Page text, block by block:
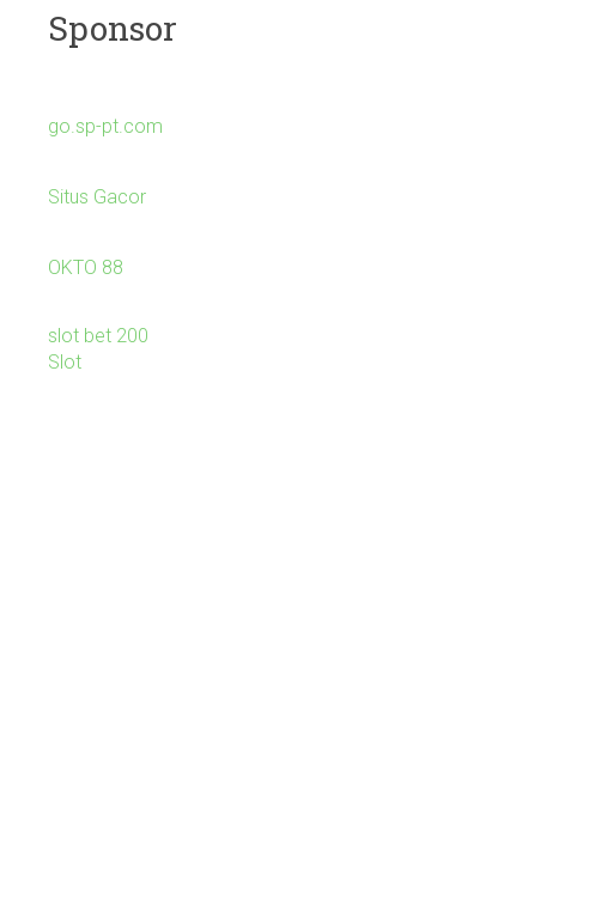
Sponsor
go.sp-pt.com
Situs Gacor
OKTO 88
slot bet 200
Slot